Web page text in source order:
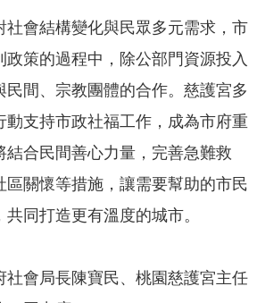
社會結構變化與民眾多元需求，市
政策的過程中，除公部門資源投入
民間、宗教團體的合作。慈護宮多
動支持市政社福工作，成為市府重
結合民間善心力量，完善急難救
區關懷等措施，讓需要幫助的市民
同打造更有溫度的城市。
社會局長陳寶民、桃園慈護宮主任